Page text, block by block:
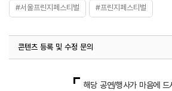
<프린지살롱>
- 장소 : 카페 시츠프로브 2층
- 주요 프로그램 : 매일 축제 프로그램 종료 후 이어
#서울프린지페스티벌 #프린지페스티벌
콘텐츠 등록 및 수정 문의
해당 공연/행사가 마음에 드